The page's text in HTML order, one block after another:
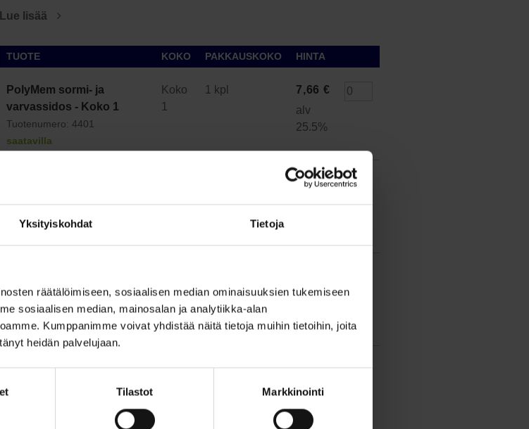
Yksityiskohdat Tietoja
räätälöimiseen, sosiaalisen median ominaisuuksien tukemiseen
sosiaalisen median, mainosalan ja analytiikka-alan
Kumppanimme voivat yhdistää näitä tietoja muihin tietoihin, joita
heidän palvelujaan.
Tilastot Markkinointi
Lue lisää
TUOTE KOKO PAKKAUSKOKO HINTA
PolyMem sormi- ja
varvassidos - Koko 1
Tuotenumero: 4401
saatavilla
Koko
1
1 kpl 7,66 €
alv
25.5%
saatavilla
7,66€
alv
varvassidos - Koko 3
Tuotenumero: 4403
saatavilla
3
alv
PolyMem sormi- ja
varvassidos - Koko 4
Koko
1 kpl 7,66€
alv